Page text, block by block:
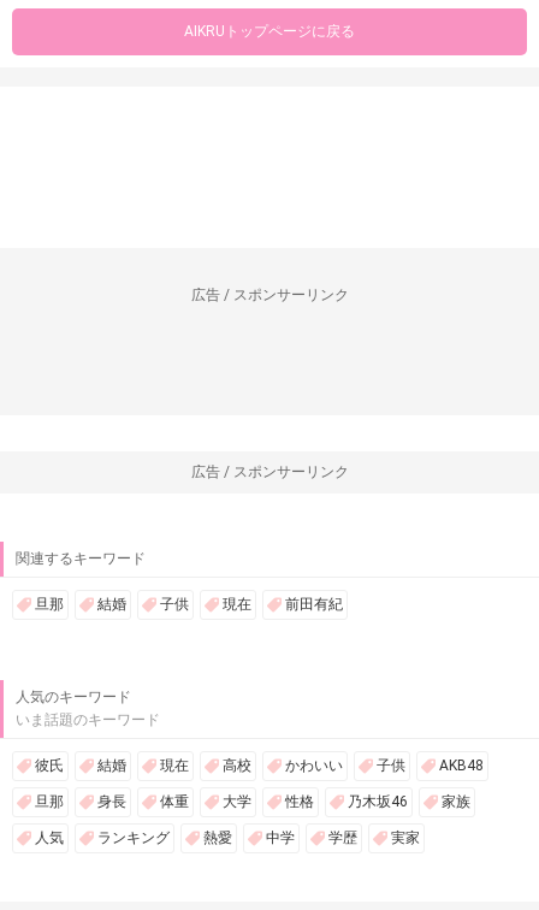
AIKRUトップページに戻る
広告 / スポンサーリンク
広告 / スポンサーリンク
関連するキーワード
旦那 結婚 子供 現在 前田有紀
人気のキーワード
いま話題のキーワード
彼氏 結婚 現在 高校 かわいい 子供 AKB48
旦那 身長 体重 大学 性格 乃木坂46 家族
人気 ランキング 熱愛 中学 学歴 実家